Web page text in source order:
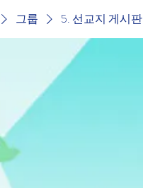
그룹 5. 선교지 게시판